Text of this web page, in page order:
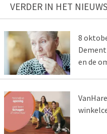
VERDER IN HET
8
en de